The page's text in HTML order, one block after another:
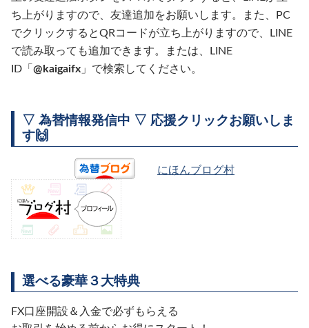
ち上がりますので、友達追加をお願いします。また、PC
でクリックするとQRコードが立ち上がりますので、LINE
で読み取っても追加できます。または、LINE
ID「 @kaigaifx 」で検索してください。
▽ 為替情報発信中 ▽ 応援クリックお願いしま
す🙌
にほんブログ村
選べる豪華３大特典
FX口座開設＆入金で必ずもらえる